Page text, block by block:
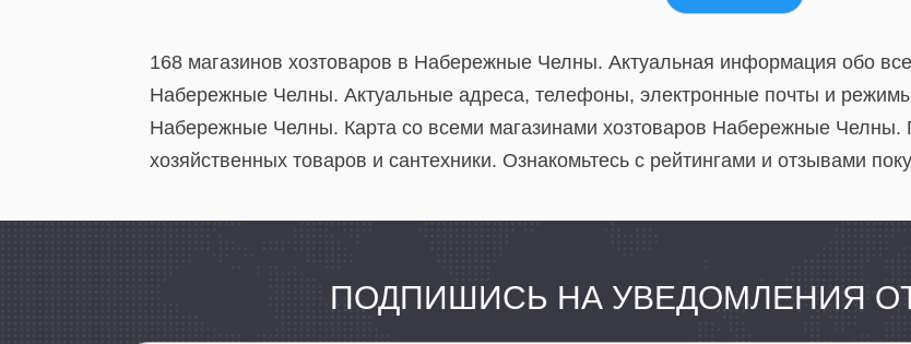
168 магазинов хозтоваров в Набережные Челны. Актуальная информация обо
Набережные Челны. Актуальные адреса, телефоны, электронные почты и
Набережные Челны. Карта со всеми магазинами хозтоваров Набережные Челны.
хозяйственных товаров и сантехники. Ознакомьтесь с рейтингами и отзывами
ПОДПИШИСЬ НА УВЕДОМЛЕНИЯ